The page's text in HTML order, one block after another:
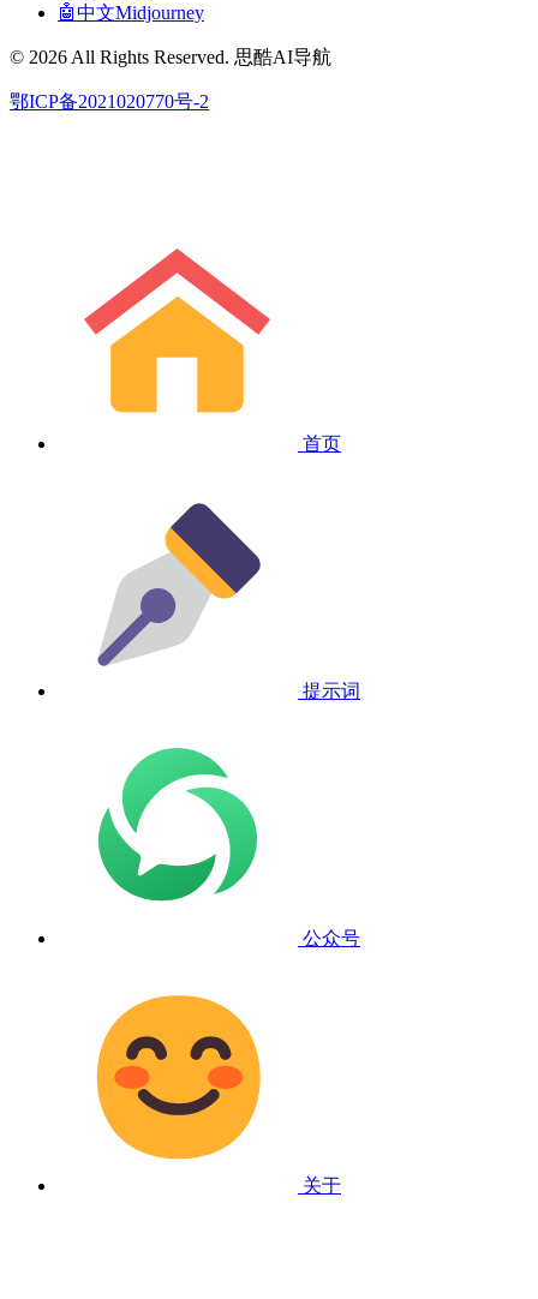
🤖中文Midjourney
© 2026 All Rights Reserved. 思酷AI导航
鄂ICP备2021020770号-2
首页
提示词
公众号
关于